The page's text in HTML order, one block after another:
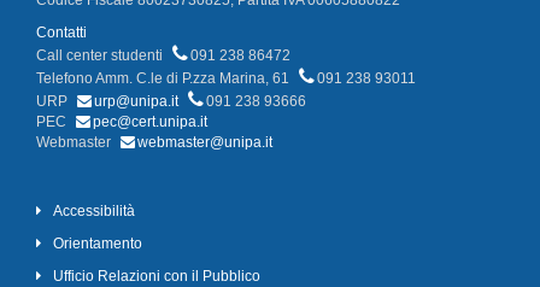
Contatti
Call center studenti
091 238 86472
Telefono Amm. C.le di P.zza Marina, 61
091 238 93011
URP
urp@unipa.it
091 238 93666
PEC
pec@cert.unipa.it
Webmaster
webmaster@unipa.it
Accessibilità
Orientamento
Ufficio Relazioni con il Pubblico